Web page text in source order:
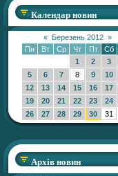
Календар новин
« Березень 2012 »
Пн
Вт Ср Чт Пт Сб
1
2 3
5
6 7 8 9 10
12
13 14 15 16 17
19
20 21 22 23 24
26
27 28 29 30 31
Архів новин